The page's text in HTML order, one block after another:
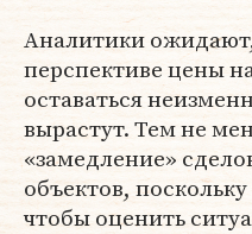
Аналитики
перспективе цены
оставаться
вырастут. Тем не
«замедление»
объектов,
чтобы оценить